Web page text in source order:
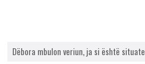
Dëbora mbulon veriun, ja si është situate